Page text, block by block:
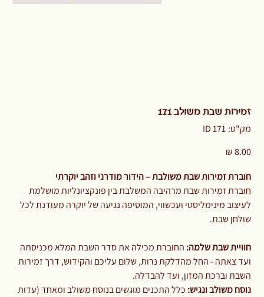
זמירות שבת משולב 171
מק"ט:
מק"ט
171 171 ID
‏8.00 ‏₪
חוברת זמירות שבת משולבת – הידור מודרני וזהב יוקרתי
חוברת זמירות שבת מרהיבה המשלבת בין פונקציונליות מושלמת
לעיצוב מינימליסטי ועכשווי, המוסיפה נגיעה של יוקרה מעודנת לכל
שולחן שבת.
חוויית שבת שלמה: החוברת מכילה את סדר השבת המלא מכניסתה
ועד צאתה - החל מהדלקת נרות, שלום עליכם והקידוש, דרך זמירות
השבת וברכת המזון, ועד להבדלה.
נוסח משולב ונגיש: כלל התכנים מוגשים בנוסח משולב ומאחד (עדות